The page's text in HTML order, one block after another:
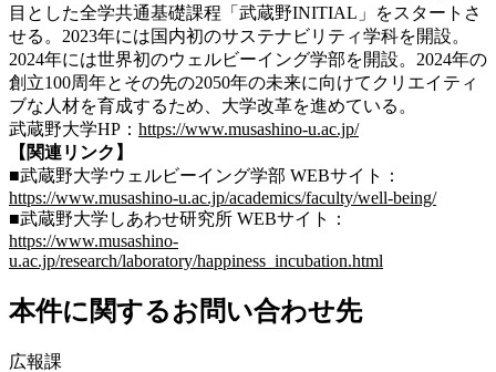
目とした全学共通基礎課程「武蔵野INITIAL」をスタートさ
せる。2023年には国内初のサステナビリティ学科を開設。
2024年には世界初のウェルビーイング学部を開設。2024年の
創立100周年とその先の2050年の未来に向けてクリエイティ
ブな人材を育成するため、大学改革を進めている。
武蔵野大学HP： https://www.musashino-u.ac.jp/
【関連リンク】
■武蔵野大学ウェルビーイング学部 WEBサイト：
https://www.musashino-u.ac.jp/academics/faculty/well-being/
■武蔵野大学しあわせ研究所 WEBサイト：
https://www.musashino-
u.ac.jp/research/laboratory/happiness_incubation.html
本件に関するお問い合わせ先
広報課